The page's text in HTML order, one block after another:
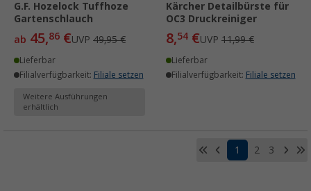
G.F. Hozelock Tuffhoze
Gartenschlauch
ab 45,86 €UVP 49,95 €
Lieferbar
Filialverfügbarkeit: Filiale setzen
Weitere Ausführungen
erhältlich
Kärcher Detailbürste für
OC3 Druckreiniger
8,54 €UVP 11,99 €
Lieferbar
Filialverfügbarkeit: Filiale setzen
1 2 3